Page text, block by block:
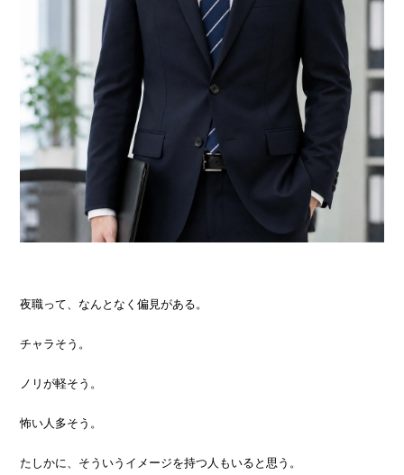
ご応募・お問い合わせはこちら
› 個人情報保護方針
夜職って、なんとなく偏見がある。
チャラそう。
ノリが軽そう。
怖い人多そう。
たしかに、そういうイメージを持つ人もいると思う。